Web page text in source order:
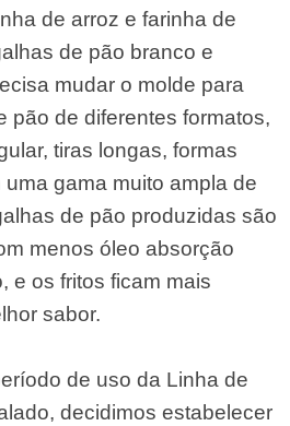
de arroz e farinha de
de pão branco e
mudar o molde para
pão de diferentes formatos,
tiras longas, formas
gama muito ampla de
de pão produzidas são
menos óleo absorção
e os fritos ficam mais
sabor.
de uso da Linha de
decidimos estabelecer